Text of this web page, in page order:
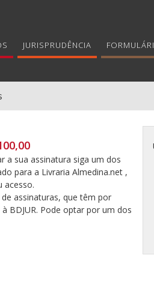
JURISPRUDÊNCIA
a sua assinatura siga um dos
para a Livraria Almedina.net ,
acesso.
assinaturas, que têm por
BDJUR. Pode optar por um dos